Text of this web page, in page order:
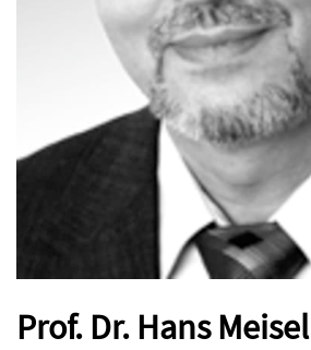
Prof. Dr. Hans Meisel